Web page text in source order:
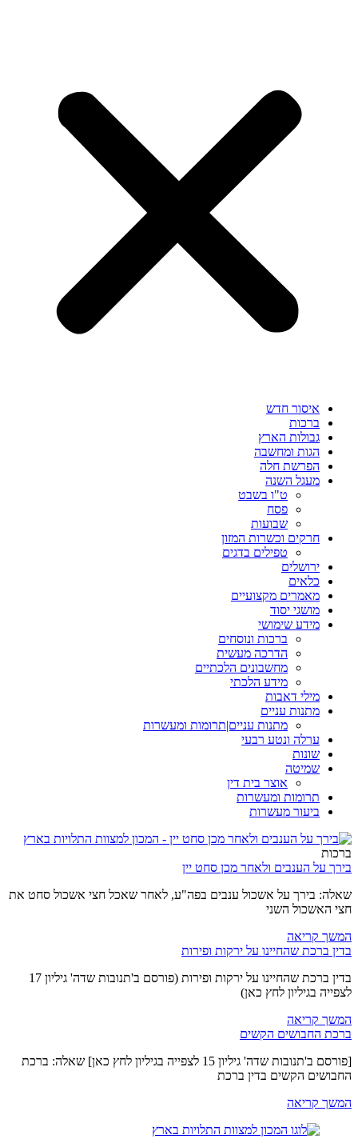
איסור חדש
ברכות
גבולות הארץ
הגות ומחשבה
הפרשת חלה
מעגל השנה
ט"ו בשבט
פסח
שבועות
חרקים וכשרות המזון
טפילים בדגים
ירושלים
כלאים
מאמרים מקצועיים
מושגי יסוד
מידע שימושי
ברכות ונוסחים
הדרכה מעשית
מחשבונים הלכתיים
מידע הלכתי
מילי דאבות
מתנות עניים
מתנות עניים|תרומות ומעשרות
ערלה ונטע רבעי
שונות
שמיטה
אוצר בית דין
תרומות ומעשרות
ביעור מעשרות
ברכות
בירך על הענבים ולאחר מכן סחט יין
שאלה: בירך על אשכול ענבים בפה"ע, לאחר שאכל חצי אשכול סחט את
חצי האשכול השני
המשך קריאה
בדין ברכת שהחיינו על ירקות ופירות
בדין ברכת שהחיינו על ירקות ופירות (פורסם ב'תנובות שדה' גיליון 17
לצפייה בגיליון לחץ כאן)
המשך קריאה
ברכת החבושים הקשים
[פורסם ב'תנובות שדה' גיליון 15 לצפייה בגיליון לחץ כאן] שאלה: ברכת
החבושים הקשים בדין ברכת
המשך קריאה